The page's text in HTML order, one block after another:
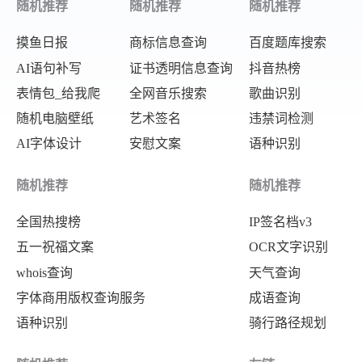
随机推荐
摸鱼日报
AI语句补写
表情包_给我爬
随机电脑壁纸
AI字体设计
随机推荐
商标信息查询
证书透明信息查询
全网音乐搜索
艺术签名
安慰文案
随机推荐
百度题库搜索
抖音热榜
歌曲识别
违禁词检测
语种识别
随机推荐
全国热搜榜
五一祝福文案
whois查询
字体商用版权查询服务
语种识别
随机推荐
IP签名档v3
OCR文字识别
天气查询
成语查询
骑行路径规划